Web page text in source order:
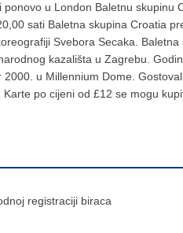
u London Baletnu skupinu
sati Baletna skupina Croatia
Svebora Secaka.
kazališta u Zagrebu.
u Millennium Dome.
Karte po cijeni od £12 se mogu
registraciji biraca